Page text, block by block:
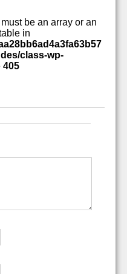
be an array or an
in
class-wp-
405